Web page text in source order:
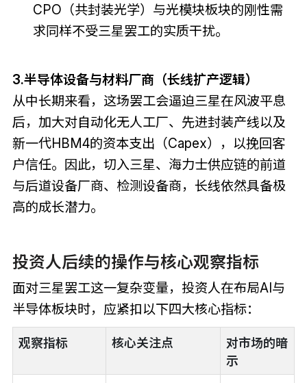
CPO（共封装光学）与光模块板块的刚性需
求同样不受三星罢工的实质干扰。
3.半导体设备与材料厂商（长线扩产逻辑）
从中长期来看，这场罢工会逼迫三星在风波平息
后，加大对自动化无人工厂、先进封装产线以及
新一代HBM4的资本支出（Capex），以挽回客
户信任。因此，切入三星、海力士供应链的前道
与后道设备厂商、检测设备商，长线依然具备极
高的成长潜力。
投资人后续的操作与核心观察指标
面对三星罢工这一复杂变量，投资人在布局AI与
半导体板块时，应紧扣以下四大核心指标：
观察指标 核心关注点
对市场的暗
示